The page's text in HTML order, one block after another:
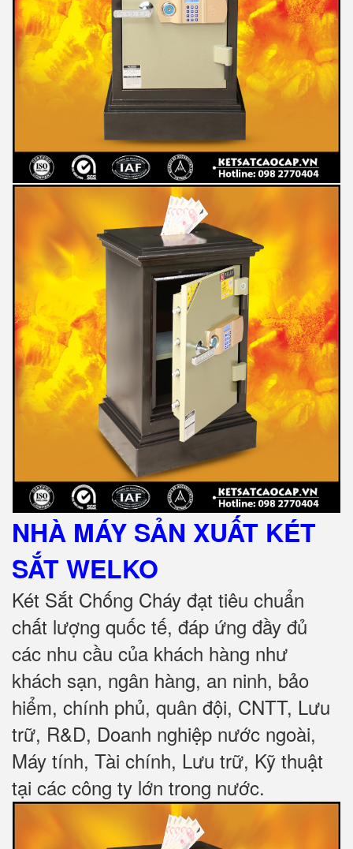
NHÀ MÁY SẢN XUẤT KÉT
SẮTWELKO
Két Sắt Chống Cháy đạt tiêu chuẩn
chất lượng quốc tế, đáp ứng đầy đủ
các nhu cầu của khách hàng như
khách sạn, ngân hàng, an ninh, bảo
hiểm, chính phủ, quân đội, CNTT, Lưu
trữ, R&D, Doanh nghiệp nước ngoài,
Máy tính, Tài chính, Lưu trữ, Kỹ thuật
tại các công ty lớn trong nước.